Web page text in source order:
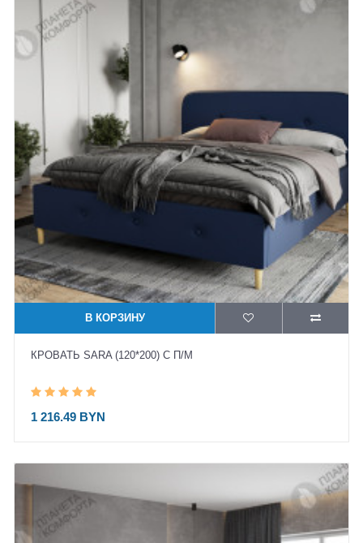
В КОРЗИНУ
КРОВАТЬ SARA (120*200) С П/М
1 216.49 BYN